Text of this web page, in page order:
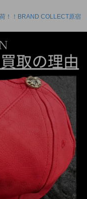
！！BRAND COLLECT原宿